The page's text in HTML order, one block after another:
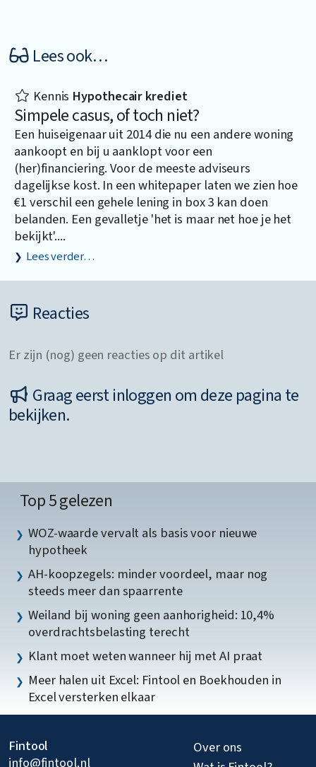
Lees ook…
Kennis Hypothecair krediet
Simpele casus, of toch niet?
Een huiseigenaar uit 2014 die nu een andere woning
aankoopt en bij u aanklopt voor een
(her)financiering. Voor de meeste adviseurs
dagelijkse kost. In een whitepaper laten we zien hoe
€1 verschil een gehele lening in box 3 kan doen
belanden. Een gevalletje 'het is maar net hoe je het
bekijkt'....
Lees verder…
Reacties
Er zijn (nog) geen reacties op dit artikel
Graag eerst inloggen om deze pagina te
bekijken.
Top 5 gelezen
WOZ-waarde vervalt als basis voor nieuwe
hypotheek
AH-koopzegels: minder voordeel, maar nog
steeds meer dan spaarrente
Weiland bij woning geen aanhorigheid: 10,4%
overdrachtsbelasting terecht
Klant moet weten wanneer hij met AI praat
Meer halen uit Excel: Fintool en Boekhouden in
Excel versterken elkaar
Fintool
info@fintool.nl
Over ons